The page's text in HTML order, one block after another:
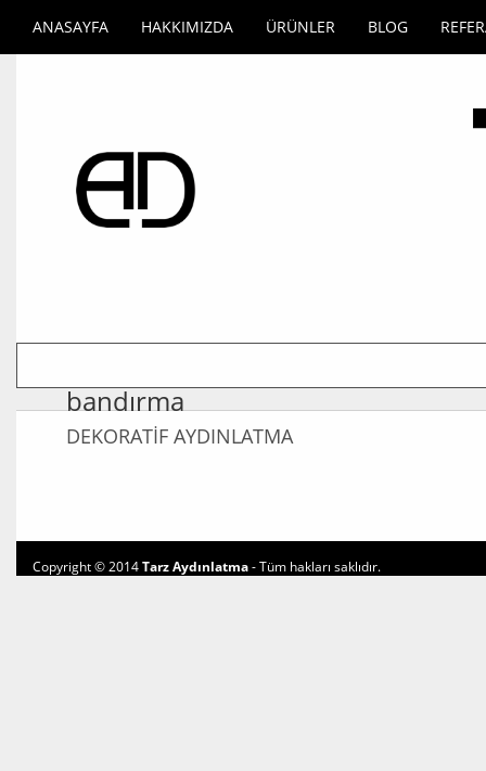
ANASAYFA HAKKIMIZDA ÜRÜNLER BLOG
bandırma
DEKORATİF AYDINLATMA
Copyright © 2014Tarz Aydınlatma- Tüm hakları saklıdır.